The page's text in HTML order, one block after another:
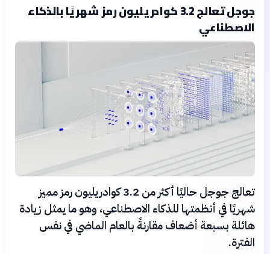
جوجل تعالج 3.2 كوادريليون رمز شهريًا بالذكاء
الاصطناعي
تعالج جوجل حاليًا أكثر من 3.2 كوادريليون رمز مميز
شهريًا في أنظمتها للذكاء الاصطناعي، وهو ما يمثل زيادة
هائلة بسبعة أضعاف مقارنةً بالعام الماضي في نفس
الفترة.